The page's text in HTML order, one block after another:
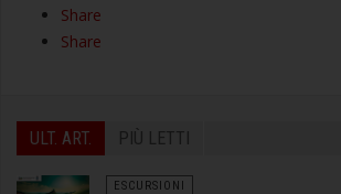
Share
Share
ULT. ART. PIÙ LETTI
ESCURSIONI